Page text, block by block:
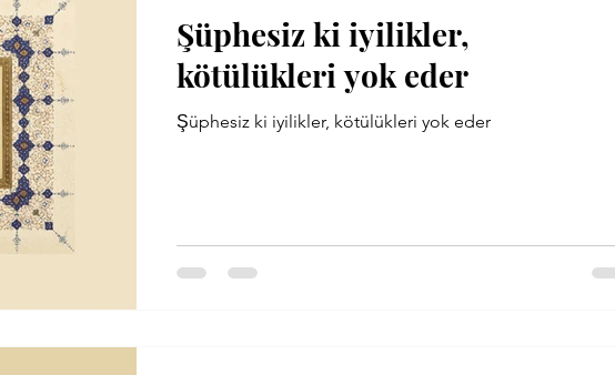
Şüphesiz ki iyilikler,
kötülükleri yok eder
Şüphesiz ki iyilikler, kötülükleri yok eder